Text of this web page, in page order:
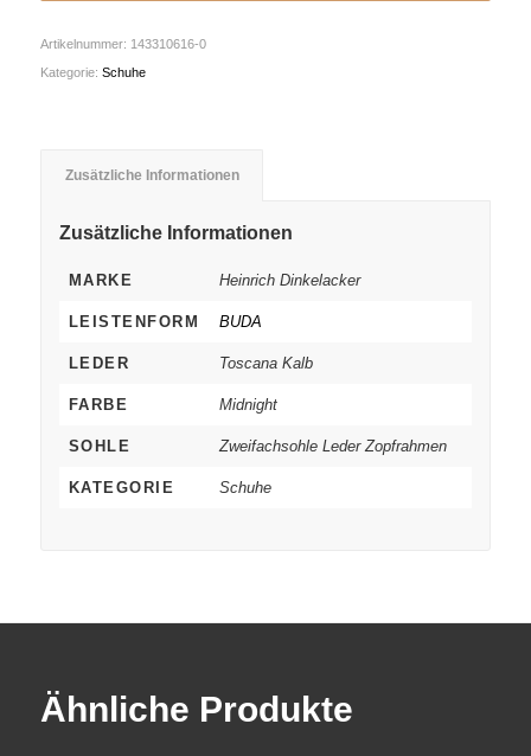
Artikelnummer: 143310616-0
Kategorie: Schuhe
Zusätzliche Informationen
Zusätzliche Informationen
MARKE Heinrich Dinkelacker
LEISTENFORM BUDA
LEDER Toscana Kalb
FARBE Midnight
SOHLE Zweifachsohle Leder Zopfrahmen
KATEGORIE Schuhe
Ähnliche Produkte